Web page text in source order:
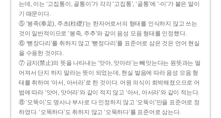
는데, 이는 ‘고집통이, 골통이’가 각각 ‘고집통’, ‘골통’에 ‘-이’가 붙은 말이
기 때문이다.
⑤ ‘봉족(奉足), 주초(柱礎)’는 한자어로서의 형태를 인식하지 않고 쓰는
것이 일반적이므로 ‘봉죽, 주추’와 같이 음성 모음 형태를 인정했다.
⑥ ‘뻗장다리’를 취하지 않고 ‘뻗정다리’를 표준어로 삼은 것은 언어 현실
을 수용한 것이다.
⑦ 금지(禁止)의 뜻을 나타내는 ‘앗아, 앗아라’는 빼앗는다는 원뜻과는 멀
어져서 단지 하지 말라는 뜻이 되었는데, 현실 발음에 따라 음성 모음 형
태를 취하여 ‘아서, 아서라’로 한 것이다. 어원 의식이 희박해졌으므로 어
법에 따라 ‘앗어, 앗어라’와 같이 적지 않고 ‘아서, 아서라’와 같이 적는다.
⑧ ‘오똑이’도 명사나 부사로 다 인정하지 않고 ‘오뚝이’만을 표준어로 정
하였다. ‘오똑하다’도 취하지 않고 ‘오뚝하다’를 표준어로 삼는다.